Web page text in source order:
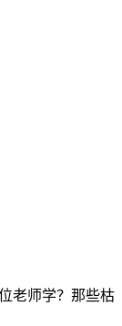
老师学？那些枯